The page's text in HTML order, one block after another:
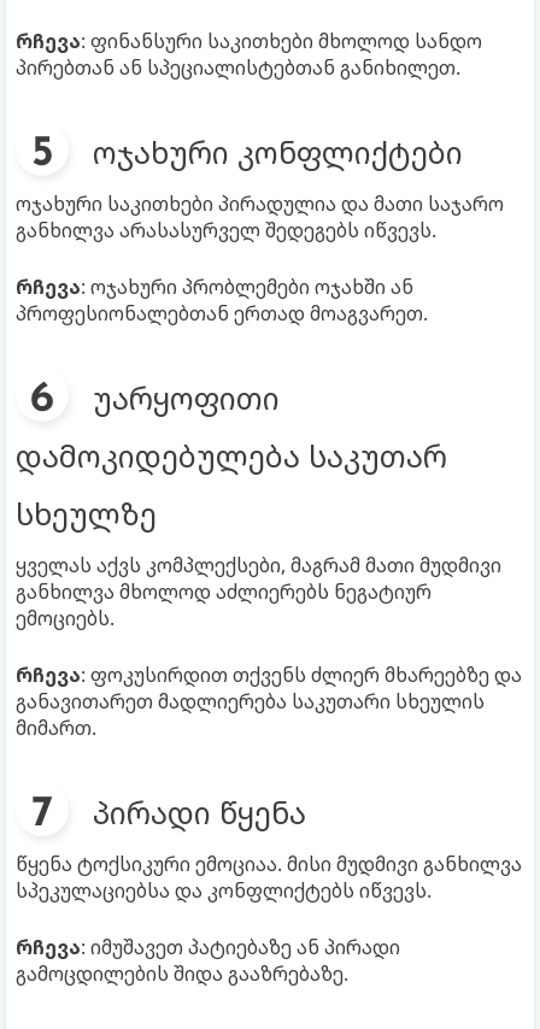
რჩევა: ფინანსური საკითხები მხოლოდ სანდო
პირებთან ან სპეციალისტებთან განიხილეთ.
ოჯახური კონფლიქტები
ოჯახური საკითხები პირადულია და მათი საჯარო
განხილვა არასასურველ შედეგებს იწვევს.
რჩევა: ოჯახური პრობლემები ოჯახში ან
პროფესიონალებთან ერთად მოაგვარეთ.
უარყოფითი
დამოკიდებულება საკუთარ
სხეულზე
ყველას აქვს კომპლექსები, მაგრამ მათი მუდმივი
განხილვა მხოლოდ აძლიერებს ნეგატიურ
ემოციებს.
რჩევა: ფოკუსირდით თქვენს ძლიერ მხარეებზე და
განავითარეთ მადლიერება საკუთარი სხეულის
მიმართ.
პირადი წყენა
წყენა ტოქსიკური ემოციაა. მისი მუდმივი განხილვა
სპეკულაციებსა და კონფლიქტებს იწვევს.
რჩევა: იმუშავეთ პატიებაზე ან პირადი
გამოცდილების შიდა გააზრებაზე.